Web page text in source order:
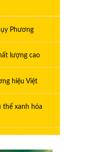
Phương
lượng cao
hiệu Việt
thế xanh hóa